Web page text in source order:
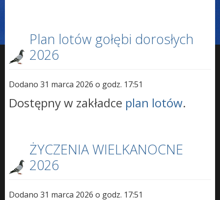
Plan lotów gołębi dorosłych
2026
Dodano 31 marca 2026 o godz. 17:51
Dostępny w zakładce plan lotów.
ŻYCZENIA WIELKANOCNE
2026
Dodano 31 marca 2026 o godz. 17:51